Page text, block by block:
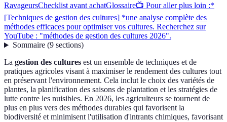
RavageursChecklist avant achatGlossaire📺 Pour aller plus loin :*
[Techniques de gestion des cultures] *une analyse complète des
méthodes efficaces pour optimiser vos cultures. Recherchez sur
YouTube : "méthodes de gestion des cultures 2026".
Sommaire(9 sections)
La gestion des cultures est un ensemble de techniques et de
pratiques agricoles visant à maximiser le rendement des cultures tout
en préservant l'environnement. Cela inclut le choix des variétés de
plantes, la planification des saisons de plantation et les stratégies de
lutte contre les nuisibles. En 2026, les agriculteurs se tournent de
plus en plus vers des méthodes durables qui favorisent la
biodiversité et minimisent l'utilisation d'intrants chimiques, favorisant